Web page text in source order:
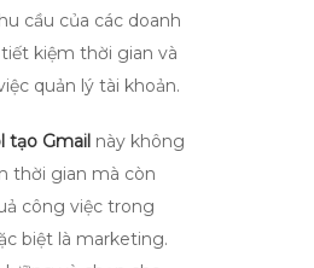
cầu của các doanh
kiệm thời gian và
quản lý tài khoản.
tạo Gmail này không
thời gian mà còn
công việc trong
biệt là marketing.